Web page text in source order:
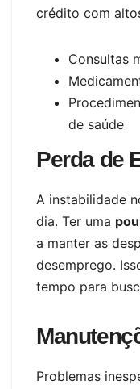
crédito com
Consultas
de saúde
Perda de
A instabilidade
dia. Ter uma
a manter as
desemprego.
tempo para
Problemas